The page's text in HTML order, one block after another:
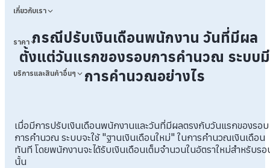
เกี่ยวกับเรา
ราคา
บริการและสินค้าอื่นๆ
กรณีปรับเงินเดือนพนักงาน วันที่มีผล
ตั้งแต่วันแรกของรอบการคำนวณ ระบบมี
การคำนวณอย่างไร
เมื่อมีการปรับเงินเดือนพนักงานและวันที่มีผลตรงกับวันแรกของรอบ
การคำนวณ ระบบจะใช้ "ฐานเงินเดือนใหม่" ในการคำนวณเงินเดือน
ทันที โดยพนักงานจะได้รับเงินเดือนเต็มจำนวนในอัตราใหม่สำหรับรอ
นั้น